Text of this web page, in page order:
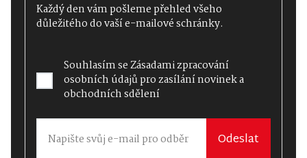
Každý den vám pošleme přehled všeho
důležitého do vaší e-mailové schránky.
Souhlasím se Zásadami zpracování
osobních údajů pro zasílání novinek a
obchodních sdělení
Odeslat